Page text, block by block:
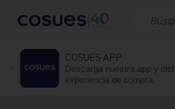
COSUES APP
Descarga nuestra app y
experiencia de compra.